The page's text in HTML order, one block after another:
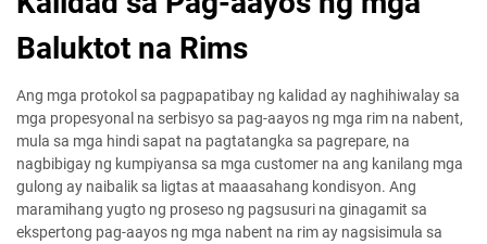
Baluktot na Rims
Ang mga protokol sa pagpapatibay ng kalidad ay naghihiwalay sa
mga propesyonal na serbisyo sa pag-aayos ng mga rim na nabent,
mula sa mga hindi sapat na pagtatangka sa pagrepare, na
nagbibigay ng kumpiyansa sa mga customer na ang kanilang mga
gulong ay naibalik sa ligtas at maaasahang kondisyon. Ang
maramihang yugto ng proseso ng pagsusuri na ginagamit sa
ekspertong pag-aayos ng mga nabent na rim ay nagsisimula sa